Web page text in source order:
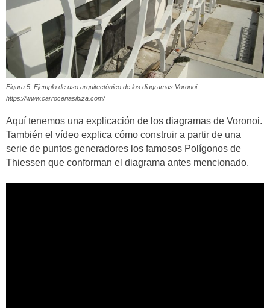
Figura 5. Ejemplo de uso arquitectónico de los diagramas Voronoi.
https://www.carroceriasibiza.com/
Aquí tenemos una explicación de los diagramas de Voronoi.
También el vídeo explica cómo construir a partir de una
serie de puntos generadores los famosos Polígonos de
Thiessen que conforman el diagrama antes mencionado.